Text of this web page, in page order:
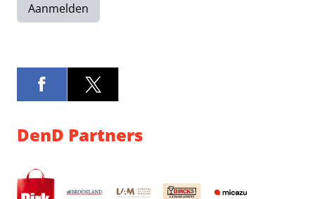
Aanmelden
DenD Partners